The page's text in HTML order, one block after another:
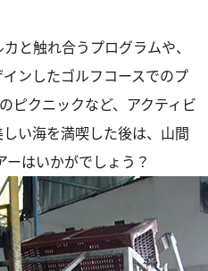
と触れ合うプログラムや、
ンしたゴルフコースでのプ
ピクニックなど、アクティビ
い海を満喫した後は、山間
はいかがでしょう？